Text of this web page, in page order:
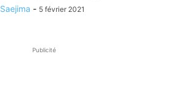
Saejima - 5 février 2021
Publicité